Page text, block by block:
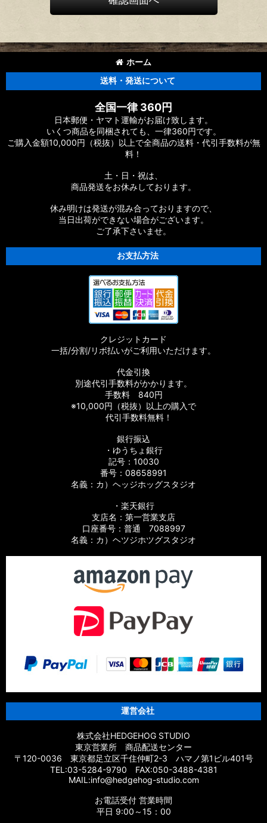
ホーム
送料・発送について
全国一律 360円
日本郵便・ヤマト運輸がお届け致します。
いくつ商品を同梱されても、一律360円です。
ご購入金額10,000円（税抜）以上で全商品の送料・代引手数料が無
料！
土・日・祝は、
商品発送をお休みしております。
休み明けは発送が混み合っておりますので、
当日出荷ができない場合がございます。
ご了承下さいませ。
お支払方法
クレジットカード
一括/分割/リボ払いがご利用いただけます。
代金引換
別途代引手数料がかかります。
手数料 840円
※10,000円（税抜）以上の購入で
代引手数料無料！
銀行振込
・ゆうちょ銀行
記号：10030
番号：08658991
名義：カ）ヘッジホッグスタジオ
・楽天銀行
支店名：第一営業支店
口座番号：普通 7088997
名義：カ）ヘツジホツグスタジオ
運営会社
株式会社HEDGEHOG STUDIO
東京営業所 商品配送センター
〒120-0036 東京都足立区千住仲町2-3 ハマノ第1ビル401号
TEL:03-5284-9790 FAX:050-3488-4381
MAIL:info@hedgehog-studio.com
お電話受付 営業時間
平日 9:00～15：00